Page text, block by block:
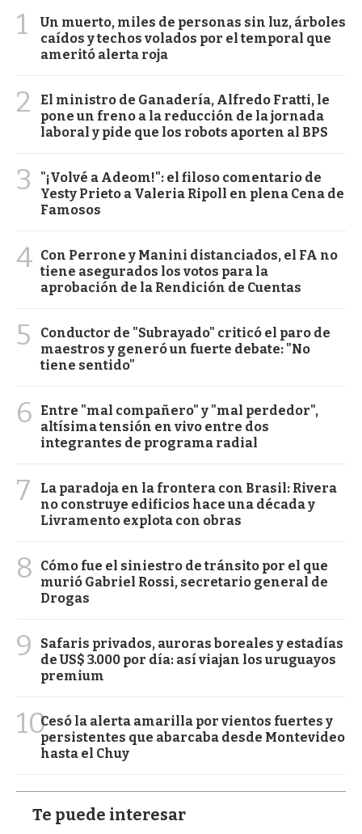
1
Un muerto, miles de personas sin luz, árboles
caídos y techos volados por el temporal que
ameritó alerta roja
2
El ministro de Ganadería, Alfredo Fratti, le
pone un freno a la reducción de la jornada
laboral y pide que los robots aporten al BPS
3
"¡Volvé a Adeom!": el filoso comentario de
Yesty Prieto a Valeria Ripoll en plena Cena de
Famosos
4 Con Perrone y Manini distanciados, el FA no
tiene asegurados los votos para la
aprobación de la Rendición de Cuentas
5
Conductor de "Subrayado" criticó el paro de
maestros y generó un fuerte debate: "No
tiene sentido"
6
Entre "mal compañero" y "mal perdedor",
altísima tensión en vivo entre dos
integrantes de programa radial
7
La paradoja en la frontera con Brasil: Rivera
no construye edificios hace una década y
Livramento explota con obras
8
Cómo fue el siniestro de tránsito por el que
murió Gabriel Rossi, secretario general de
Drogas
9
Safaris privados, auroras boreales y estadías
de US$ 3.000 por día: así viajan los uruguayos
premium
10Cesó la alerta amarilla por vientos fuertes y
persistentes que abarcaba desde Montevideo
hasta el Chuy
Te puede interesar